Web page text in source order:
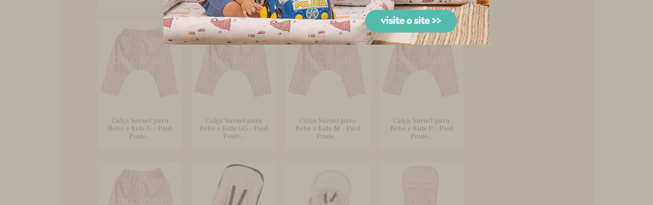
Calça Saruel para
Bebê e Kids G - Pied
Poule...
Calça Saruel para
Bebê e Kids GG - Pied
Poule...
Calça Saruel para
Bebê e Kids M - Pied
Poule...
Calça Saruel para
Bebê e Kids P - Pied
Poule...